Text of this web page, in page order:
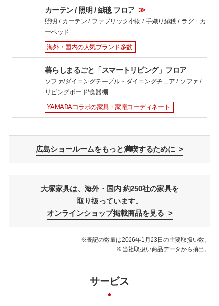
カーテン / 照明 / 絨毯 フロア ≫
照明 / カーテン / ファブリック小物 / 手織り絨毯 / ラグ・カ
ーペッド
海外・国内の人気ブランド多数
暮らしまるごと「スマートリビング」フロア
ソファ/ダイニングテーブル・ダイニングチェア / ソファ /
リビングボード/食器棚
YAMADAコラボの家具・家電コーディネート
広島ショールームをもっと満喫するために >
大塚家具は、海外・国内 約250社の家具を
取り扱っています。
オンラインショップ掲載商品を見る >
※表記の数量は2026年1月23日の主要取扱い数。
※当社取扱い商品データから抽出。
サービス